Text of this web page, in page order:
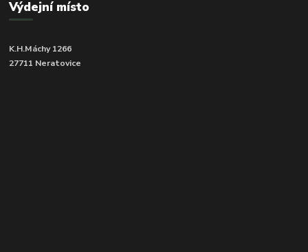
Výdejní místo
K.H.Máchy 1266
27711 Neratovice